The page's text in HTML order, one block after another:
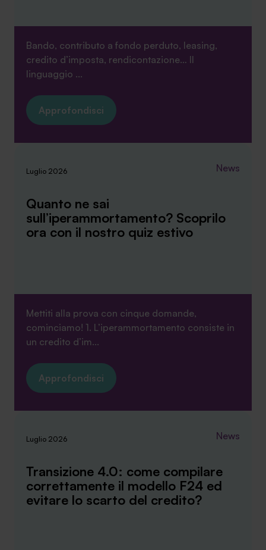
Bando, contributo a fondo perduto, leasing,
credito d’imposta, rendicontazione… Il
linguaggio ...
Approfondisci
Luglio 2026 News
Quanto ne sai
sull’iperammortamento? Scoprilo
ora con il nostro quiz estivo
Mettiti alla prova con cinque domande,
cominciamo! 1. L’iperammortamento consiste in
un credito d’im...
Approfondisci
Luglio 2026 News
Transizione 4.0: come compilare
correttamente il modello F24 ed
evitare lo scarto del credito?